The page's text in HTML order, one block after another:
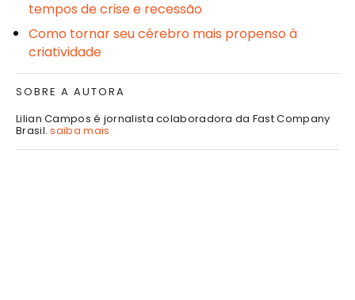
tempos de crise e recessão
Como tornar seu cérebro mais propenso à
criatividade
SOBRE A AUTORA
Lilian Campos é jornalista colaboradora da Fast Company
Brasil.saiba mais